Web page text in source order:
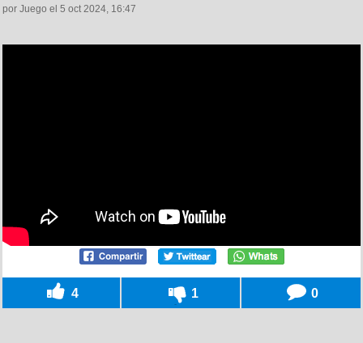
por Juego el 5 oct 2024, 16:47
4 1 0